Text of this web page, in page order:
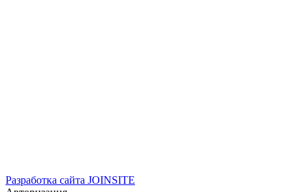
Разработка сайта JOINSITE